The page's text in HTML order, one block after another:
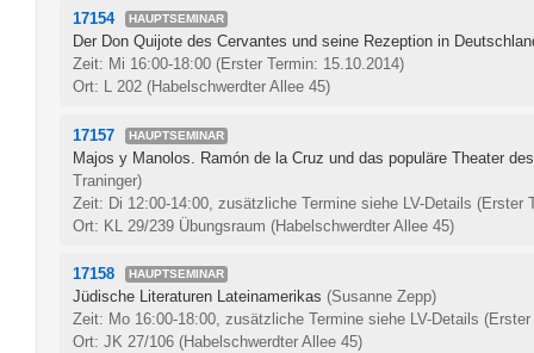
17154 HAUPTSEMINAR
Der Don Quijote des Cervantes und seine Rezeption in
Zeit: Mi 16:00-18:00 (Erster Termin: 15.10.2014)
Ort: L 202 (Habelschwerdter Allee 45)
17157 HAUPTSEMINAR
Majos y Manolos. Ramón de la Cruz und das populäre Theater
Traninger)
Zeit: Di 12:00-14:00, zusätzliche Termine siehe LV-Details (Erster
Ort: KL 29/239 Übungsraum (Habelschwerdter Allee 45)
17158 HAUPTSEMINAR
Jüdische Literaturen Lateinamerikas (Susanne Zepp)
Zeit: Mo 16:00-18:00, zusätzliche Termine siehe LV-Details
Ort: JK 27/106 (Habelschwerdter Allee 45)